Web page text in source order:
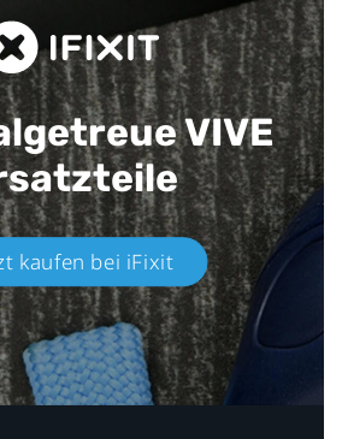
VIVE
kaufen bei iFixit​